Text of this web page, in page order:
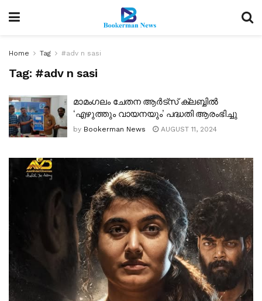
Home Tag #adv n sasi
Tag: #adv n sasi
മാമംഗലം ചേതന ആർട്സ് ക്ലബ്ബിൽ
‘എഴുത്തും വായനയും’ പദ്ധതി ആരംഭിച്ചു
by Bookerman News AUGUST 11, 2024